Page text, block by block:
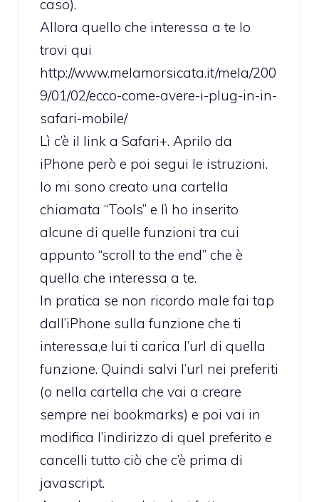
caso).
Allora quello che interessa a te lo
trovi qui
http://www.melamorsicata.it/mela/200
9/01/02/ecco-come-avere-i-plug-in-in-
safari-mobile/
Lì c’è il link a Safari+. Aprilo da
iPhone però e poi segui le istruzioni.
Io mi sono creato una cartella
chiamata “Tools” e lì ho inserito
alcune di quelle funzioni tra cui
appunto “scroll to the end” che è
quella che interessa a te.
In pratica se non ricordo male fai tap
dall’iPhone sulla funzione che ti
interessa,e lui ti carica l’url di quella
funzione. Quindi salvi l’url nei preferiti
(o nella cartella che vai a creare
sempre nei bookmarks) e poi vai in
modifica l’indirizzo di quel preferito e
cancelli tutto ciò che c’è prima di
javascript.